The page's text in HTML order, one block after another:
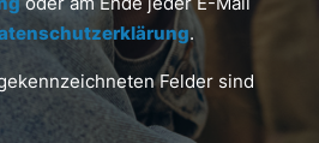
.
Felder sind